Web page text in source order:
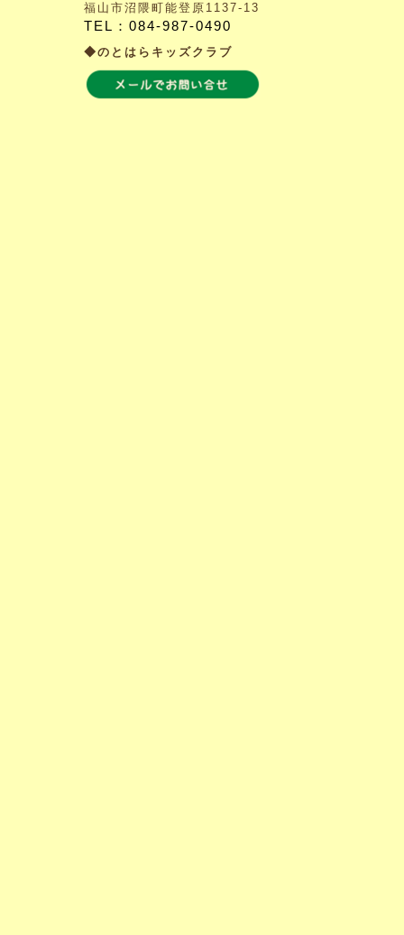
福山市沼隈町能登原1137-13
TEL：084-987-0490
◆のとはらキッズクラブ